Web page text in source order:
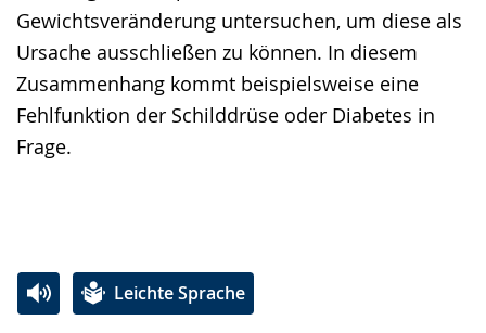
Gewichtsveränderung untersuchen, um diese als
Ursache ausschließen zu können. In diesem
Zusammenhang kommt beispielsweise eine
Fehlfunktion der Schilddrüse oder Diabetes in
Frage.
Leichte Sprache